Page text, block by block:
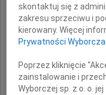
skontaktuj się z
zakresu sprzeciwu i
kierowany. Więcej
Prywatności
Poprzez kliknięcie
zainstalowanie i
Wyborczej sp. z o. o.